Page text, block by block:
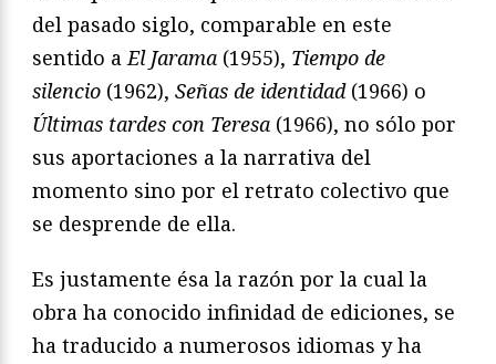
del pasado siglo, comparable en este
sentido aEl Jarama (1955), Tiempo de
silencio (1962), Señas de identidad(1966) o
Últimas tardes con Teresa (1966), no sólo por
sus aportaciones a la narrativa del
momento sino por el retrato colectivo que
se desprende de ella.
Es justamente ésa la razón por la cual la
obra ha conocido infinidad de ediciones, se
ha traducido a numerosos idiomas y ha